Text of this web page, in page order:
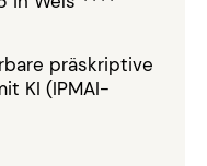
präskriptive
KI (IPMAI-